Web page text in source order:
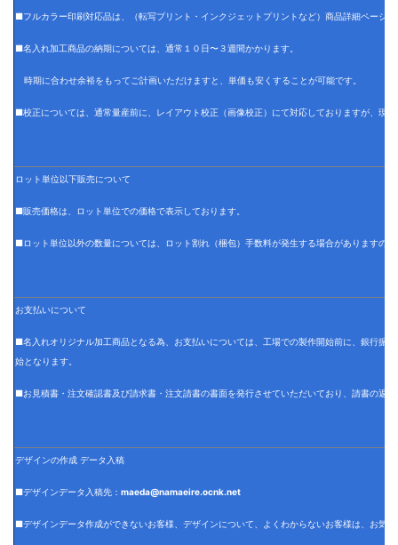
■フルカラー印刷対応品は、（転写プリント・インクジェットプリントなど）商品詳細ページ
■名入れ加工商品の納期については、通常１０日〜３週間かかります。
時期に合わせ余裕をもってご計画いただけますと、単価も安くすることが可能です。
■校正については、通常量産前に、レイアウト校正（画像校正）にて対応しておりますが、現
ロット単位以下販売について
■販売価格は、ロット単位での価格で表示しております。
■ロット単位以外の数量については、ロット割れ（梱包）手数料が発生する場合がありますの
お支払いについて
■名入れオリジナル加工商品となる為、お支払いについては、工場での製作開始前に、銀行振
始となります。
■お見積書・注文確認書及び請求書・注文請書の書面を発行させていただいており、請書の返
デザインの作成 データ入稿
■デザインデータ入稿先： maeda@namaeire.ocnk.net
■デザインデータ作成ができないお客様、デザインについて、よくわからないお客様は、お気